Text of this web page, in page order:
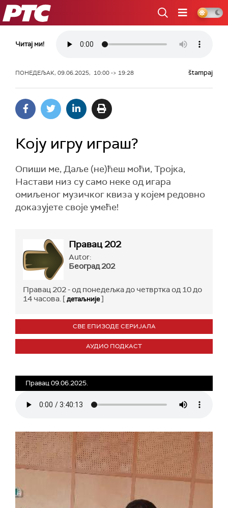
РТС
Читај ми!
ПОНЕДЕЉАК, 09.06.2025, 10:00 -> 19:28 štampaj
Коју игру играш?
Опиши ме, Даље (не)ћеш моћи, Тројка,
Настави низ су само неке од игара
омиљеног музичког квиза у којем редовно
доказујете своје умеће!
Правац 202
Autor:
Београд 202
Правац 202 - од понедељка до четвртка од 10 до
14 часова. [детаљније]
СВЕ ЕПИЗОДЕ СЕРИЈАЛА
АУДИО ПОДКАСТ
Правац 09.06.2025.